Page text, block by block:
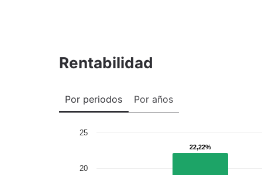
Rentabilidad
Por periodos Por años
22,22%
22,22%
20
25